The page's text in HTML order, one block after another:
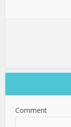
Comment